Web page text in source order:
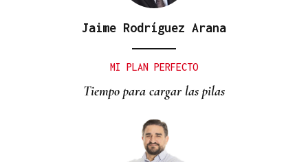
La ourensana Anna Soares roza el podio del
Jaime Rodríguez Arana
MI PLAN PERFECTO
Tiempo para cargar las pilas